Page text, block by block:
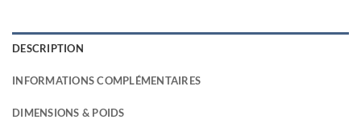
DESCRIPTION
INFORMATIONS COMPLÉMENTAIRES
DIMENSIONS & POIDS